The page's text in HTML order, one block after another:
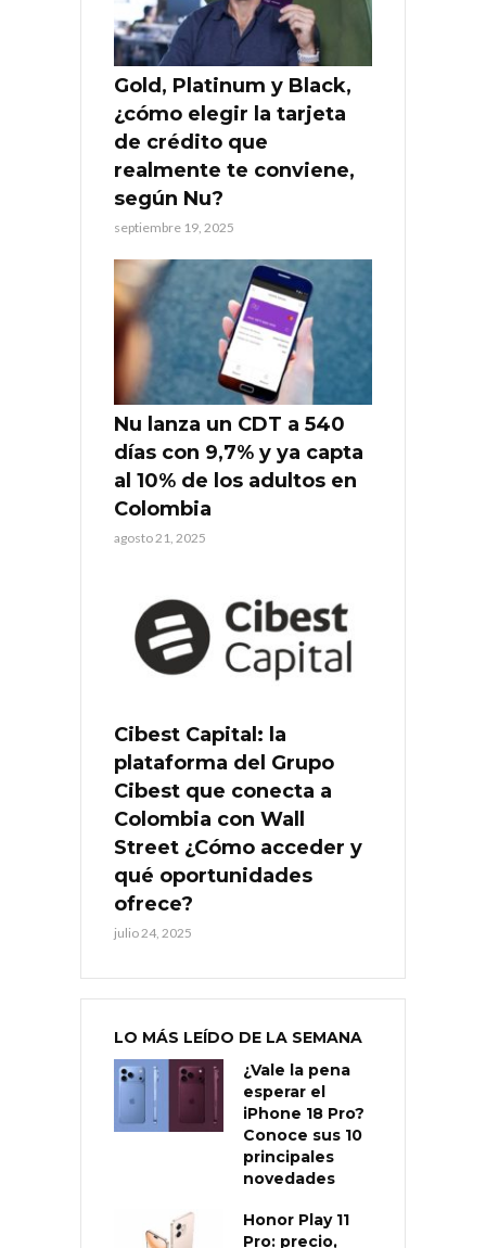
Gold, Platinum y Black,
¿cómo elegir la tarjeta
de crédito que
realmente te conviene,
según Nu?
septiembre 19, 2025
Nu lanza un CDT a 540
días con 9,7% y ya capta
al 10% de los adultos en
Colombia
agosto 21, 2025
Cibest Capital: la
plataforma del Grupo
Cibest que conecta a
Colombia con Wall
Street ¿Cómo acceder y
qué oportunidades
ofrece?
julio 24, 2025
LO MÁS LEÍDO DE LA SEMANA
¿Vale la pena
esperar el
iPhone 18 Pro?
Conoce sus 10
principales
novedades
Honor Play 11
Pro: precio,